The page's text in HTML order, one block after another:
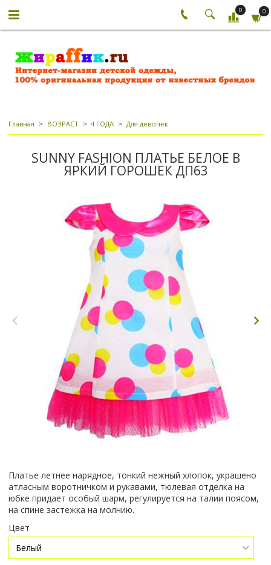
0 0
Главная ВОЗРАСТ 4 ГОДА Для девочек
SUNNY FASHION ПЛАТЬЕ БЕЛОЕ В
ЯРКИЙ ГОРОШЕК ДП63
Платье летнее нарядное, тонкий нежный хлопок, украшено
атласным воротничком и рукавами, тюлевая отделка на
юбке придает особый шарм, регулируется на талии поясом,
на спине застежка на молнию.
Цвет